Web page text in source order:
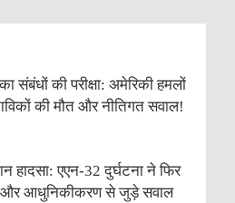
संबंधों की परीक्षा: अमेरिकी हमलों
की मौत और नीतिगत सवाल!
हादसा: एएन-32 दुर्घटना ने फिर
और आधुनिकीकरण से जुड़े सवाल